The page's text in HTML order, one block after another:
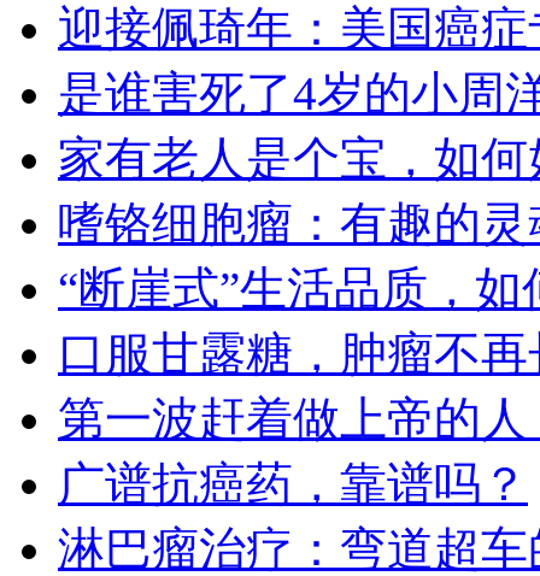
迎接佩琦年：美国癌
是谁害死了4岁的小周
家有老人是个宝，如
嗜铬细胞瘤：有趣的
“断崖式”生活品质，如
口服甘露糖，肿瘤不
第一波赶着做上帝的
广谱抗癌药，靠谱吗？
淋巴瘤治疗：弯道超